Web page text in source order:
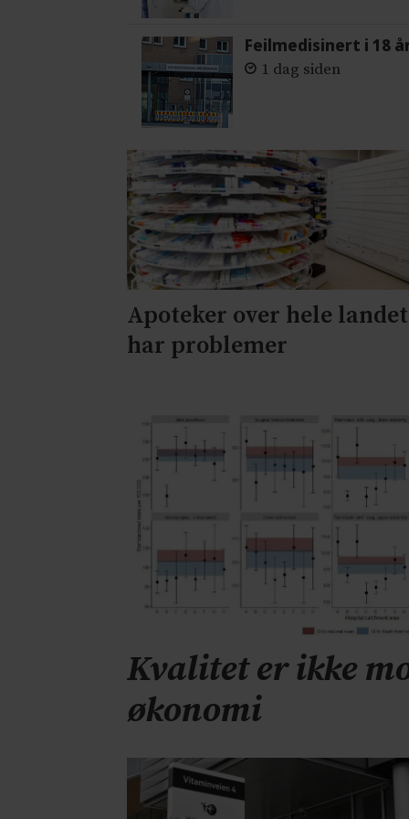
Feilmedisinert i 18
1 dag siden
Apoteker over hele landet
har problemer
Kvalitet er ikke
økonomi